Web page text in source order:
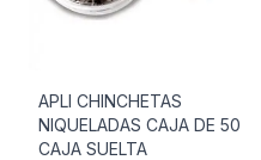
APLI CHINCHETAS
NIQUELADAS CAJA DE 50
CAJA SUELTA